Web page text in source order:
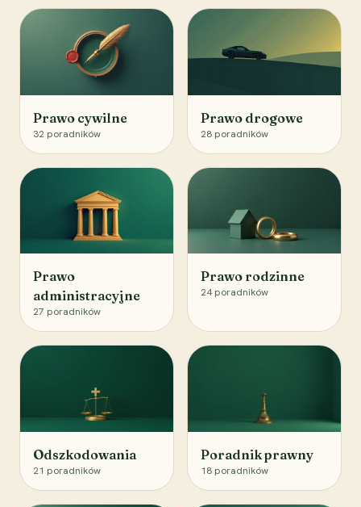
Prawo cywilne
32 poradników
Prawo drogowe
28 poradników
Prawo
administracyjne
27 poradników
Prawo rodzinne
24 poradników
Odszkodowania
21 poradników
Poradnik prawny
18 poradników